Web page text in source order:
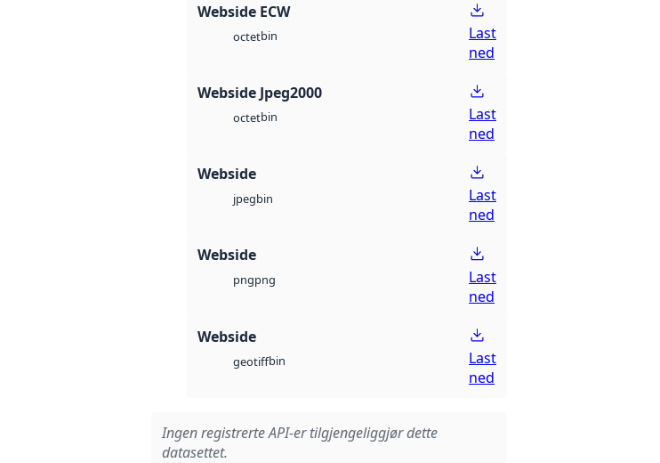
Webside ECW
octetbin
Last
ned
Webside Jpeg2000
octetbin
Last
ned
Webside
jpegbin
Last
ned
Webside
pngpng
Last
ned
Webside
geotiffbin
Last
ned
Ingen registrerte API-er tilgjengeliggjør dette
datasettet.